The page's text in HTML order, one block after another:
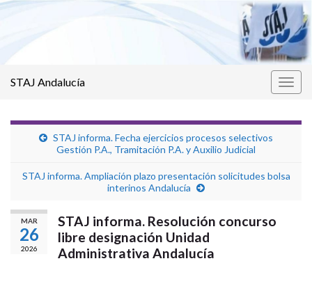
STAJ Andalucía
STAJ informa. Fecha ejercicios procesos selectivos
Gestión P.A., Tramitación P.A. y Auxilio Judicial
STAJ informa. Ampliación plazo presentación solicitudes bolsa
interinos Andalucía
MAR
26
2026
STAJ informa. Resolución concurso
libre designación Unidad
Administrativa Andalucía